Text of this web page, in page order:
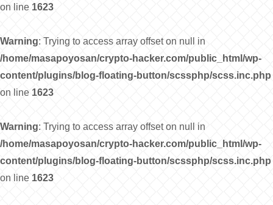
on line 1623
Warning: Trying to access array offset on null in
/home/masapoyosan/crypto-hacker.com/public_html/wp-
content/plugins/blog-floating-button/scssphp/scss.inc.php
on line 1623
Warning: Trying to access array offset on null in
/home/masapoyosan/crypto-hacker.com/public_html/wp-
content/plugins/blog-floating-button/scssphp/scss.inc.php
on line 1623